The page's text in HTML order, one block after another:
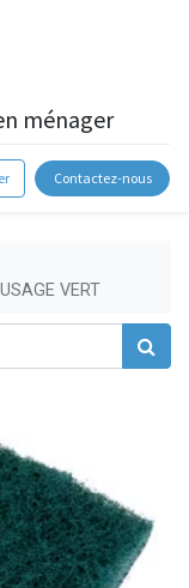
ménager
Contactez-nous
VERT